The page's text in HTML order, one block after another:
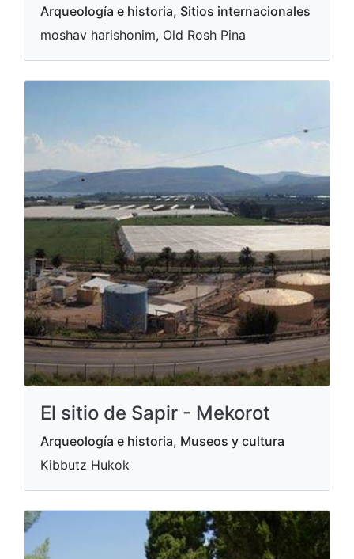
Arqueología e historia, Sitios internacionales
moshav harishonim, Old Rosh Pina
El sitio de Sapir - Mekorot
Arqueología e historia, Museos y cultura
Kibbutz Hukok